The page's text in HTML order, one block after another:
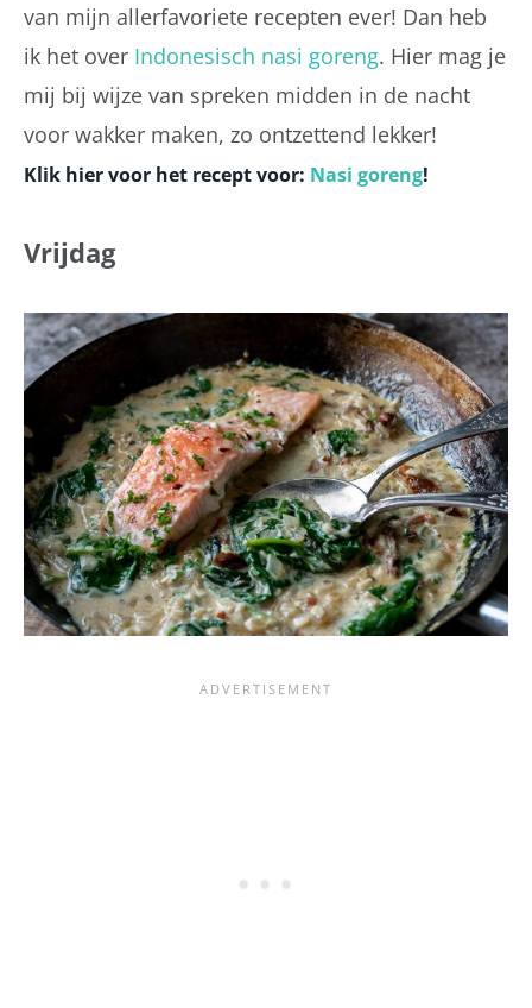
van mijn allerfavoriete recepten ever! Dan heb
ik het over Indonesisch nasi goreng. Hier mag je
mij bij wijze van spreken midden in de nacht
voor wakker maken, zo ontzettend lekker!
Klik hier voor het recept voor: Nasi goreng!
Vrijdag